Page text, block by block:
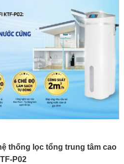
thống lọc tổng trung tâm cao
P02